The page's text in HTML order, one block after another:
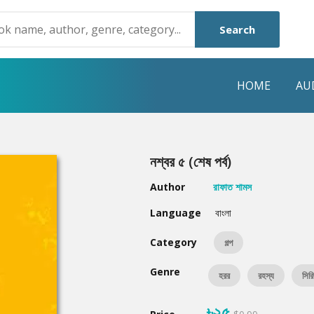
Search
HOME
Humayun Ahmed
Mouri Morium
নশ্বর ৫ (শেষ পর্ব)
Author
রাফাত শামস
Language
বাংলা
Category গল্প
Genre হরর রহস্য